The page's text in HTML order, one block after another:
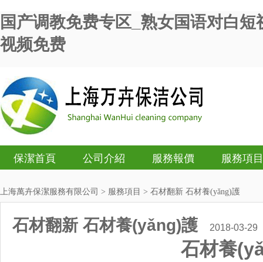
国产调教免费专区_熟女国语对白
视频免费
保潔首頁 公司介紹 服務報價 服務項目
上海萬卉保潔服務有限公司 > 服務項目 > 石材翻新 石材養(yǎng)護
石材翻新 石材養(yǎng)護 2018-03-29
石材養